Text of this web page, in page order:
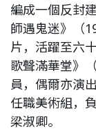
編成一個反封
師遇鬼迷》（
片，活躍至六
歌聲滿華堂》
員，偶爾亦演
任職美術組，
梁淑卿。